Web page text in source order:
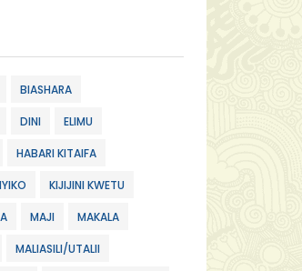
BIASHARA
DINI ELIMU
HABARI KITAIFA
KIJIJINI KWETU
MAJI MAKALA
MALIASILI/UTALII